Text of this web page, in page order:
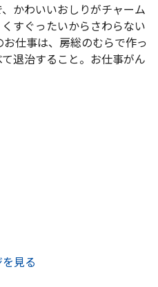
かわいいおしりがチャーム
すぐったいからさわらない
仕事は、房総のむらで作っ
退治すること。お仕事がん
見る